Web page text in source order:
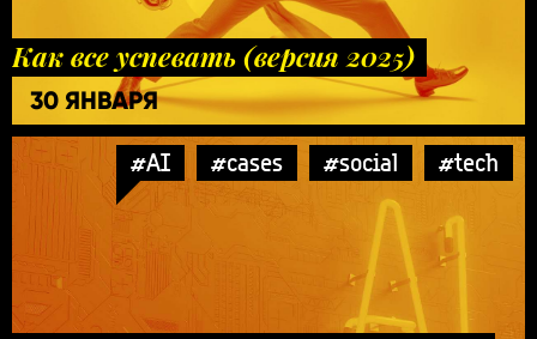
Как все успевать (версия 2025)
30 ЯНВАРЯ
#AI #cases #social #tech